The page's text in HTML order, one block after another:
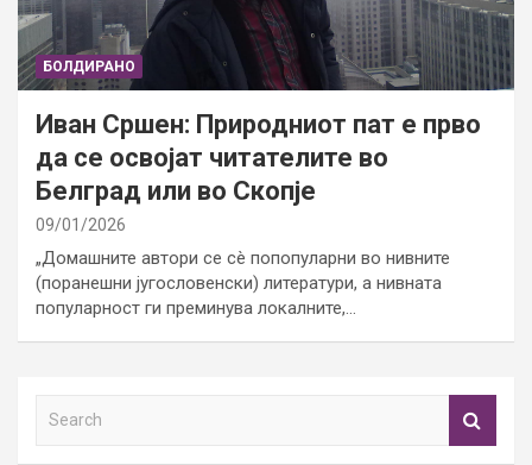
БОЛДИРАНО
Иван Сршен: Природниот пат е прво
да се освојат читателите во
Белград или во Скопје
09/01/2026
„Домашните автори се сè попопуларни во нивните
(поранешни југословенски) литератури, а нивната
популарност ги преминува локалните,…